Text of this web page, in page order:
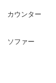
カウンター
ソファー